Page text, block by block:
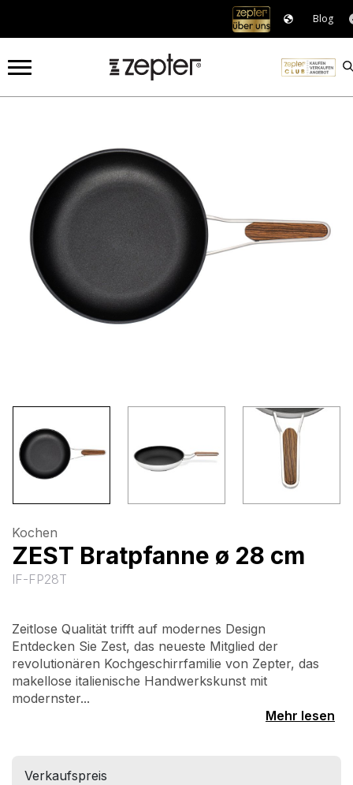
Blog
Kochen
ZEST Bratpfanne ø 28 cm
IF-FP28T
Zeitlose Qualität trifft auf modernes Design
Entdecken Sie Zest, das neueste Mitglied der
revolutionären Kochgeschirrfamilie von Zepter, das
makellose italienische Handwerkskunst mit
modernster...
Mehr lesen
Verkaufspreis